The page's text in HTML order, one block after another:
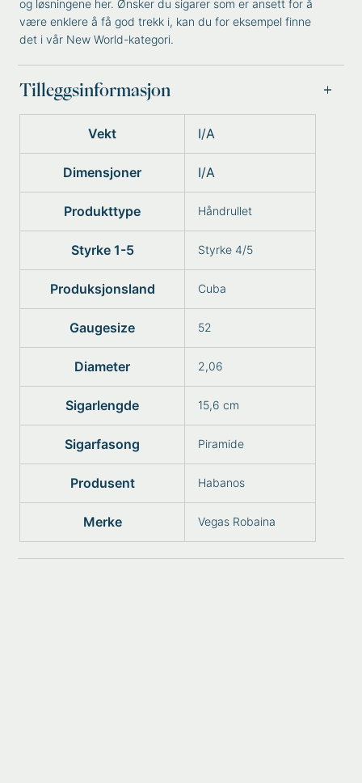
og løsningene her. Ønsker du sigarer som er ansett for å
være enklere å få god trekk i, kan du for eksempel finne
det i vår New World-kategori.
Tilleggsinformasjon
Vekt I/A
Dimensjoner I/A
Produkttype Håndrullet
Styrke 1-5 Styrke 4/5
Produksjonsland Cuba
Gaugesize 52
Diameter 2,06
Sigarlengde 15,6 cm
Sigarfasong Piramide
Produsent Habanos
Merke Vegas Robaina